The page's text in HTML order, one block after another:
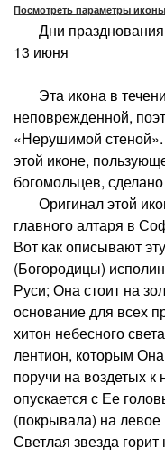
Посмотреть параметры
Дни празднования
13 июня
Эта икона в
неповрежденной,
«Нерушимой
этой иконе,
богомольцев,
Оригинал этой
главного алтаря в
Вот как описывают
(Богородицы)
Руси; Она стоит на
основание для всех
хитон небесного
лентион, которым
поручи на воздетых к
опускается с Ее
(покрывала) на
Светлая звезда